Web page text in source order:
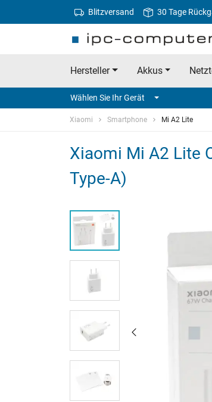
Blitzversand 30 Tage
Hersteller Akkus
Wählen Sie Ihr Gerät
Xiaomi Smartphone Mi A2 Lite
Xiaomi Mi A2 Lite
Type-A)